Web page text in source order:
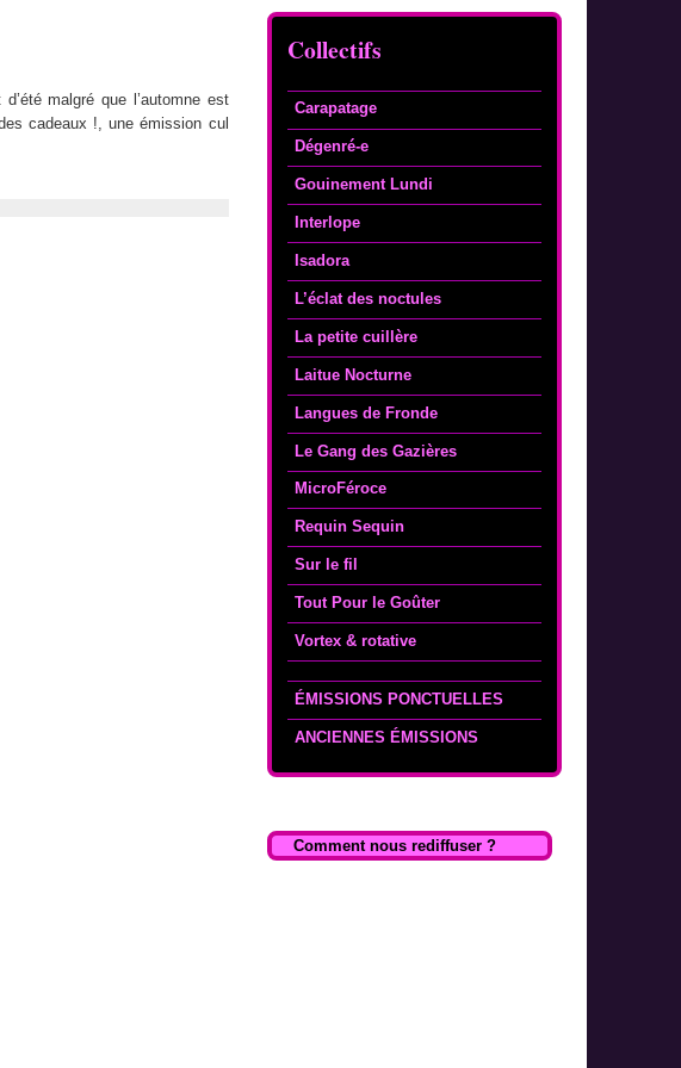
Collectifs
Carapatage
Dégenré-e
Gouinement Lundi
Interlope
Isadora
L’éclat des noctules
La petite cuillère
Laitue Nocturne
Langues de Fronde
Le Gang des Gazières
MicroFéroce
Requin Sequin
Sur le fil
Tout Pour le Goûter
Vortex & rotative
ÉMISSIONS PONCTUELLES
ANCIENNES ÉMISSIONS
Comment nous rediffuser ?
malgré que l’automne est
cadeaux !, une émission cul